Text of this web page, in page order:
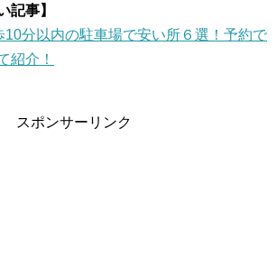
記事】
10分以内の駐車場で安い所６選！予約で
紹介！
スポンサーリンク